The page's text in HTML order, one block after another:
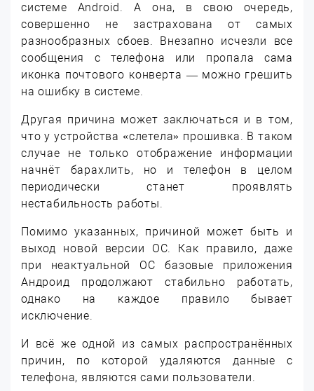
системе Android. А она, в свою очередь,
совершенно не застрахована от самых
разнообразных сбоев. Внезапно исчезли все
сообщения с телефона или пропала сама
иконка почтового конверта — можно грешить
на ошибку в системе.
Другая причина может заключаться и в том,
что у устройства «слетела» прошивка. В таком
случае не только отображение информации
начнёт барахлить, но и телефон в целом
периодически станет проявлять
нестабильность работы.
Помимо указанных, причиной может быть и
выход новой версии ОС. Как правило, даже
при неактуальной ОС базовые приложения
Андроид продолжают стабильно работать,
однако на каждое правило бывает
исключение.
И всё же одной из самых распространённых
причин, по которой удаляются данные с
телефона, являются сами пользователи.